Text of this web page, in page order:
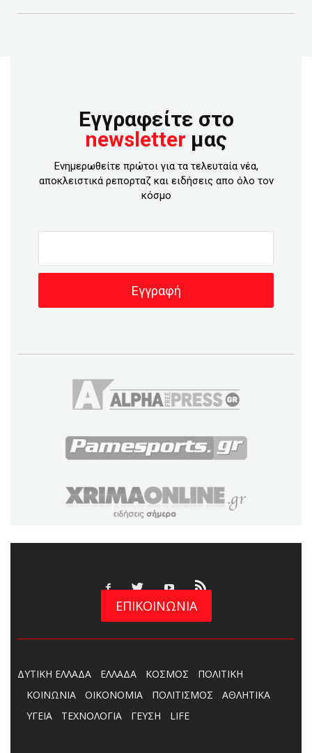
Εγγραφείτε στο
newsletter μας
Ενημερωθείτε πρώτοι για τα τελευταία νέα,
αποκλειστικά ρεπορταζ και ειδήσεις απο όλο τον
κόσμο
ΕΠΙΚΟΙΝΩΝΙΑ
ΔΥΤΙΚΗ ΕΛΛΑΔΑ ΕΛΛΑΔΑ ΚΟΣΜΟΣ
ΠΟΛΙΤΙΚΗ
ΚΟΙΝΩΝΙΑ
ΟΙΚΟΝΟΜΙΑ ΠΟΛΙΤΙΣΜΟΣ
ΑΘΛΗΤΙΚΑ
ΥΓΕΙΑ
ΤΕΧΝΟΛΟΓΙΑ ΓΕΥΣΗ LIFE